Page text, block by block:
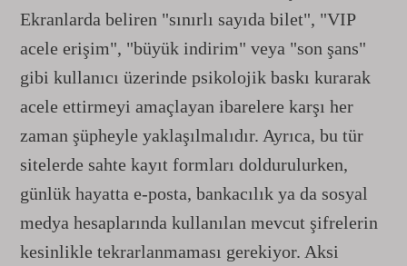
Ekranlarda beliren "sınırlı sayıda bilet", "VIP
acele erişim", "büyük indirim" veya "son şans"
gibi kullanıcı üzerinde psikolojik baskı kurarak
acele ettirmeyi amaçlayan ibarelere karşı her
zaman şüpheyle yaklaşılmalıdır. Ayrıca, bu tür
sitelerde sahte kayıt formları doldurulurken,
günlük hayatta e-posta, bankacılık ya da sosyal
medya hesaplarında kullanılan mevcut şifrelerin
kesinlikle tekrarlanmaması gerekiyor. Aksi